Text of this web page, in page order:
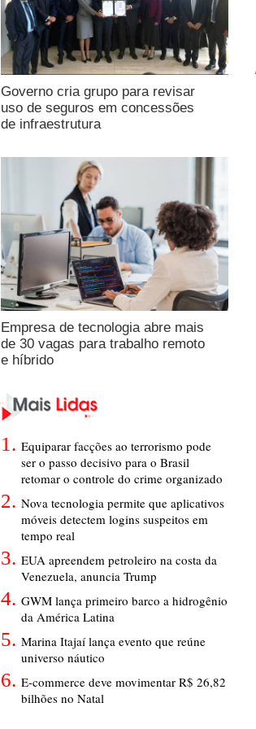
Governo cria grupo para revisar
uso de seguros em concessões
de infraestrutura
Empresa de tecnologia abre mais
de 30 vagas para trabalho remoto
e híbrido
Equiparar facções ao terrorismo pode
ser o passo decisivo para o Brasil
retomar o controle do crime organizado
Nova tecnologia permite que aplicativos
móveis detectem logins suspeitos em
tempo real
EUA apreendem petroleiro na costa da
Venezuela, anuncia Trump
GWM lança primeiro barco a hidrogênio
da América Latina
Marina Itajaí lança evento que reúne
universo náutico
E-commerce deve movimentar R$ 26,82
bilhões no Natal